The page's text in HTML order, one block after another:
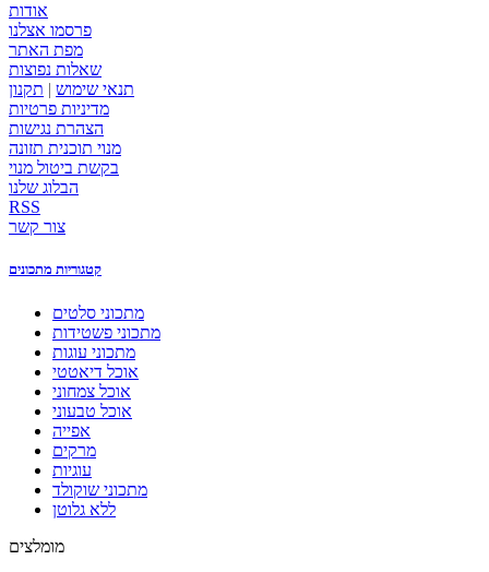
אודות
פרסמו אצלנו
מפת האתר
שאלות נפוצות
תנאי שימוש | תקנון
מדיניות פרטיות
הצהרת נגישות
מנוי תוכנית תזונה
בקשת ביטול מנוי
הבלוג שלנו
RSS
צור קשר
קטגוריות מתכונים
מתכוני סלטים
מתכוני פשטידות
מתכוני עוגות
אוכל דיאטטי
אוכל צמחוני
אוכל טבעוני
אפייה
מרקים
עוגיות
מתכוני שוקולד
ללא גלוטן
מומלצים